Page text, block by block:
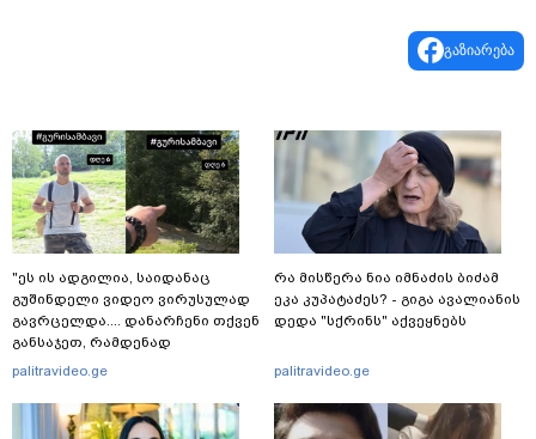
გაზიარება
"ეს ის ადგილია, საიდანაც
გუშინდელი ვიდეო ვირუსულად
გავრცელდა.... დანარჩენი თქვენ
განსაჯეთ, რამდენად
შესაძლებელია აქ ადამიანის
აქვეყნებს კობა ახალაძე
მლეთიდან, სადაც 12 წლის წინ
palitravideo.ge
რა მისწერა ნია იმნაძის ბიძამ
ეკა კუპატაძეს? - გიგა ავალიანის
დედა "სქრინს" აქვეყნებს
palitravideo.ge